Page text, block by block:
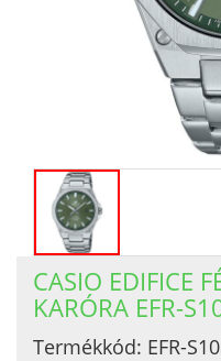
CASIO EDIFICE
KARÓRA EFR-
Termékkód: EFR-